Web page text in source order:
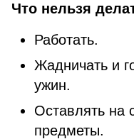
Что нельзя
Работать.
Жадничать и
ужин.
Оставлять на
предметы.